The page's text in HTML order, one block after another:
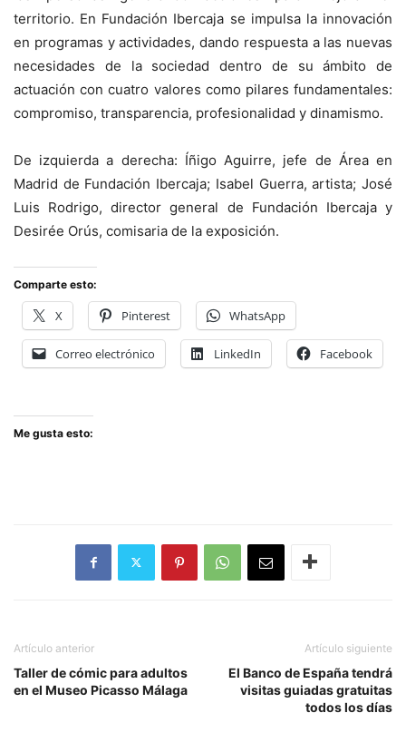
territorio. En Fundación Ibercaja se impulsa la innovación
en programas y actividades, dando respuesta a las nuevas
necesidades de la sociedad dentro de su ámbito de
actuación con cuatro valores como pilares fundamentales:
compromiso, transparencia, profesionalidad y dinamismo.
De izquierda a derecha: Íñigo Aguirre, jefe de Área en
Madrid de Fundación Ibercaja; Isabel Guerra, artista; José
Luis Rodrigo, director general de Fundación Ibercaja y
Desirée Orús, comisaria de la exposición.
Comparte esto:
X Pinterest WhatsApp
Correo electrónico LinkedIn Facebook
Me gusta esto:
Artículo anterior
Taller de cómic para adultos
en el Museo Picasso Málaga
Artículo siguiente
El Banco de España tendrá
visitas guiadas gratuitas
todos los días